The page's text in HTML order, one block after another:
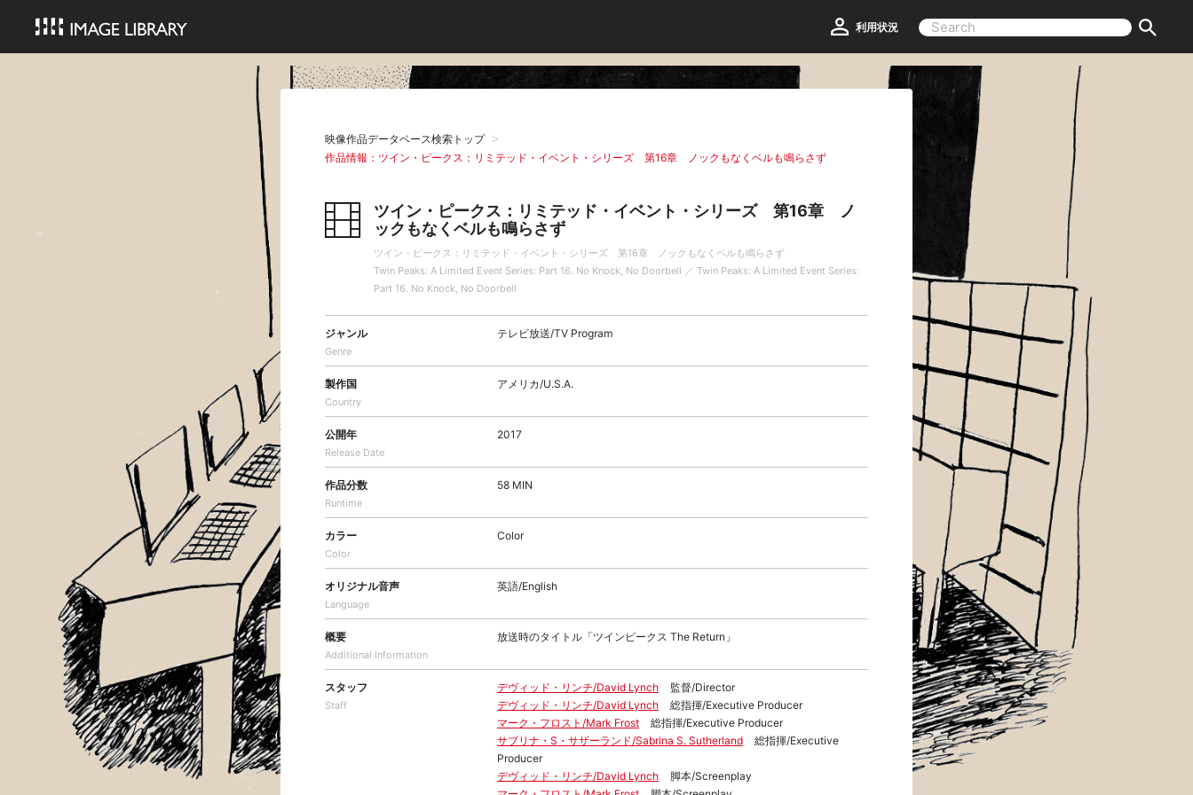
利用状況
映像作品データベース検索トップ
作品情報：ツイン・ピークス：リミテッド・イベント・シリーズ 第16章 ノックもなくベルも鳴らさず
ツイン・ピークス：リミテッド・イベント・シリーズ 第16章 ノ
ックもなくベルも鳴らさず
ツイン・ピークス：リミテッド・イベント・シリーズ 第16章 ノックもなくベルも鳴らさず
Twin Peaks: A Limited Event Series: Part 16. No Knock, No Doorbell ／ Twin Peaks: A Limited Event Series:
Part 16. No Knock, No Doorbell
ジャンル
Genre
テレビ放送/TV Program
製作国
Country
アメリカ/U.S.A.
公開年
Release Date
2017
作品分数
Runtime
58 MIN
カラー
Color
Color
オリジナル音声
Language
英語/English
概要
Additional Information
放送時のタイトル「ツインピークス The Return」
スタッフ
Staff
デヴィッド・リンチ/David Lynch
監督/Director
デヴィッド・リンチ/David Lynch
総指揮/Executive Producer
マーク・フロスト/Mark Frost
総指揮/Executive Producer
サブリナ・S・サザーランド/Sabrina S. Sutherland
総指揮/Executive
Producer
デヴィッド・リンチ/David Lynch
脚本/Screenplay